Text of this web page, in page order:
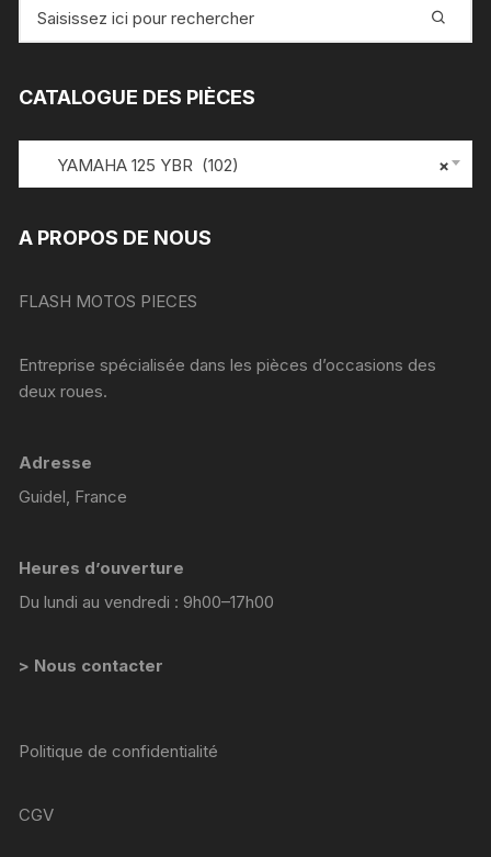
pour
CATALOGUE DES PIÈCES
×
YAMAHA 125 YBR (102)
A PROPOS DE NOUS
FLASH MOTOS PIECES
Entreprise spécialisée dans les pièces d’occasions des
deux roues.
Adresse
Guidel, France
Heures d’ouverture
Du lundi au vendredi : 9h00–17h00
> Nous contacter
Politique de confidentialité
CGV